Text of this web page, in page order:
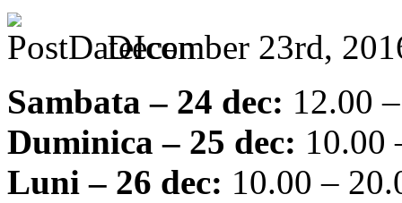
December 23rd,
Sambata – 24 dec: 12.00
Duminica – 25 dec: 10.00
Luni – 26 dec: 10.00 –